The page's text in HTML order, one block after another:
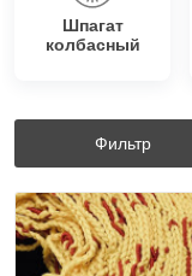
Шпагат
колбасный
Фильтр